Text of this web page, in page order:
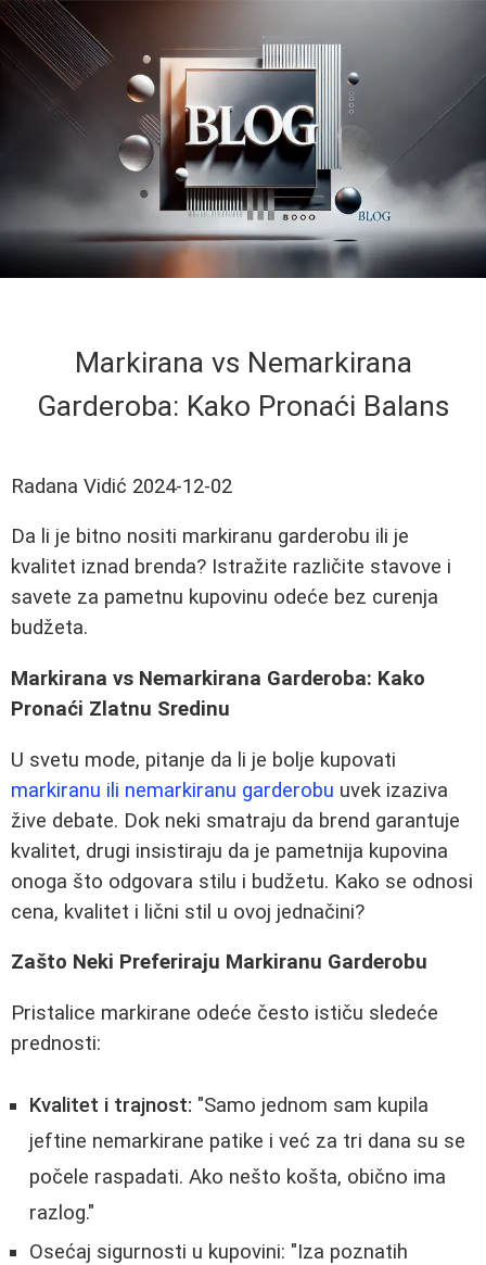
Markirana vs Nemarkirana
Garderoba: Kako Pronaći Balans
Radana Vidić 2024-12-02
Da li je bitno nositi markiranu garderobu ili je
kvalitet iznad brenda? Istražite različite stavove i
savete za pametnu kupovinu odeće bez curenja
budžeta.
Markirana vs Nemarkirana Garderoba: Kako
Pronaći Zlatnu Sredinu
U svetu mode, pitanje da li je bolje kupovati
markiranu ili nemarkiranu garderobu uvek izaziva
žive debate. Dok neki smatraju da brend garantuje
kvalitet, drugi insistiraju da je pametnija kupovina
onoga što odgovara stilu i budžetu. Kako se odnosi
cena, kvalitet i lični stil u ovoj jednačini?
Zašto Neki Preferiraju Markiranu Garderobu
Pristalice markirane odeće često ističu sledeće
prednosti:
Kvalitet i trajnost: "Samo jednom sam kupila
jeftine nemarkirane patike i već za tri dana su se
počele raspadati. Ako nešto košta, obično ima
razlog."
Osećaj sigurnosti u kupovini: "Iza poznatih